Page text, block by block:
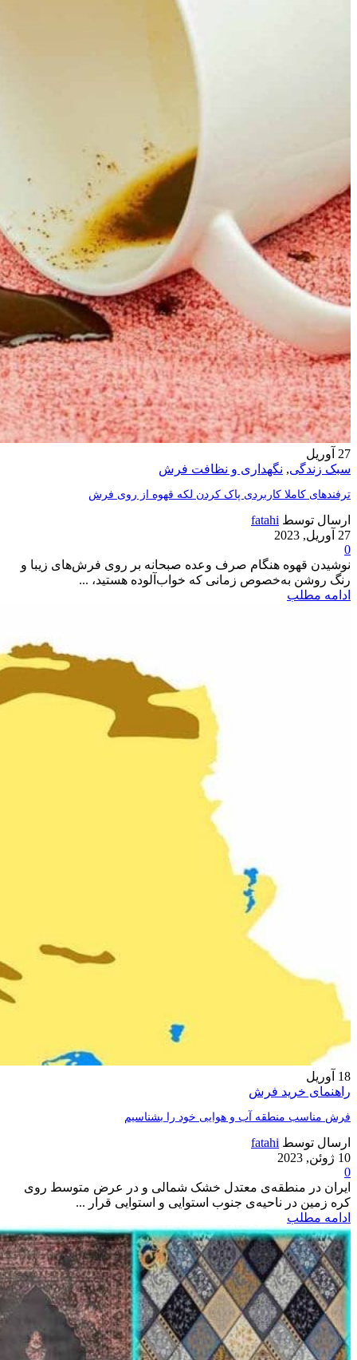
27 آوریل
سبک زندگی, نگهداری و نظافت فرش
ترفندهای کاملا کاربردی پاک کردن لکه قهوه از روی فرش
ارسال توسط fatahi
27 آوریل, 2023
0
نوشیدن قهوه هنگام صرف وعده صبحانه بر روی فرش‌های زیبا و
رنگ روشن به‌خصوص زمانی که خواب‌آلوده هستید، ...
ادامه مطلب
18 آوریل
راهنمای خرید فرش
فرش مناسب منطقه آب و هوایی خود را بشناسیم
ارسال توسط fatahi
10 ژوئن, 2023
0
ایران در منطقه‌ی معتدل خشک شمالی و در عرض متوسط روی
کره زمین در ناحیه‌ی جنوب استوایی و استوایی قرار ...
ادامه مطلب